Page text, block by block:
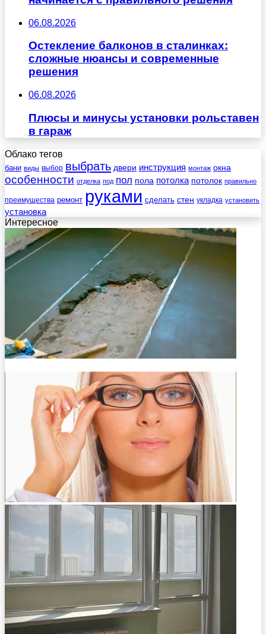
06.08.2026
Остекление балконов в сталинках:
сложные нюансы и современные
решения
06.08.2026
Плюсы и минусы установки рольставен
в гараж
Облако тегов
бани виды выбор выбрать двери инструкция монтаж окна
особенности отделка под пол пола потолка потолок правильно
преимущества ремонт руками сделать стен укладка установить
установка
Интересное